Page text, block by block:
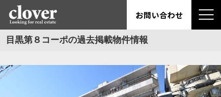
お問い合わせ
目黒第８コーポの過去掲載物件情報